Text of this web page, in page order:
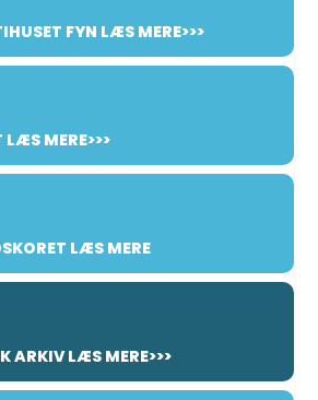
FYN LÆS MERE>>>
MERE>>>
LÆS MERE
ARKIV LÆS MERE>>>